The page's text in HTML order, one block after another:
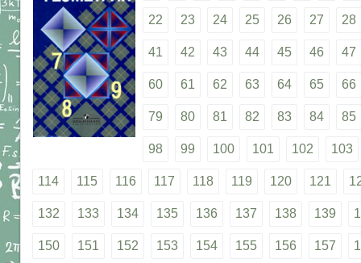
22 23 24 25 26 27 28
41 42 43 44 45 46 47
60 61 62 63 64 65 66
79 80 81 82 83 84 85
98 99 100 101 102 103
114 115 116 117 118 119 120 121
132 133 134 135 136 137 138 139
150 151 152 153 154 155 156 157